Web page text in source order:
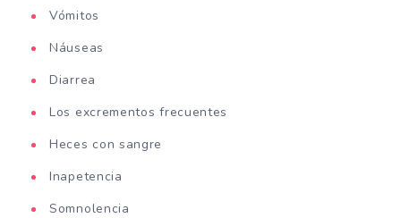
Vómitos
Náuseas
Diarrea
Los excrementos frecuentes
Heces con sangre
Inapetencia
Somnolencia